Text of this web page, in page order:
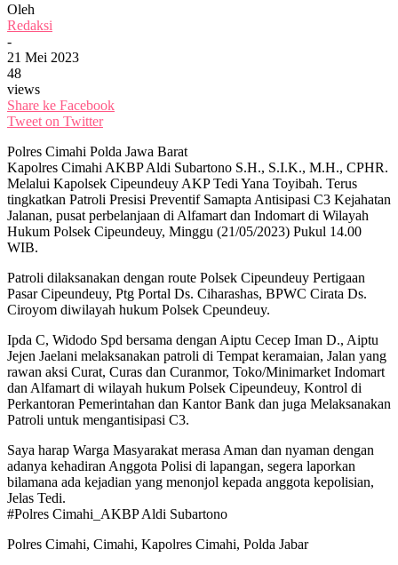
Oleh
Redaksi
-
21 Mei 2023
48
views
Share ke Facebook
Tweet on Twitter
Polres Cimahi Polda Jawa Barat
Kapolres Cimahi AKBP Aldi Subartono S.H., S.I.K., M.H., CPHR.
Melalui Kapolsek Cipeundeuy AKP Tedi Yana Toyibah. Terus
tingkatkan Patroli Presisi Preventif Samapta Antisipasi C3 Kejahatan
Jalanan, pusat perbelanjaan di Alfamart dan Indomart di Wilayah
Hukum Polsek Cipeundeuy, Minggu (21/05/2023) Pukul 14.00
WIB.
Patroli dilaksanakan dengan route Polsek Cipeundeuy Pertigaan
Pasar Cipeundeuy, Ptg Portal Ds. Ciharashas, BPWC Cirata Ds.
Ciroyom diwilayah hukum Polsek Cpeundeuy.
Ipda C, Widodo Spd bersama dengan Aiptu Cecep Iman D., Aiptu
Jejen Jaelani melaksanakan patroli di Tempat keramaian, Jalan yang
rawan aksi Curat, Curas dan Curanmor, Toko/Minimarket Indomart
dan Alfamart di wilayah hukum Polsek Cipeundeuy, Kontrol di
Perkantoran Pemerintahan dan Kantor Bank dan juga Melaksanakan
Patroli untuk mengantisipasi C3.
Saya harap Warga Masyarakat merasa Aman dan nyaman dengan
adanya kehadiran Anggota Polisi di lapangan, segera laporkan
bilamana ada kejadian yang menonjol kepada anggota kepolisian,
Jelas Tedi.
#Polres Cimahi_AKBP Aldi Subartono
Polres Cimahi, Cimahi, Kapolres Cimahi, Polda Jabar